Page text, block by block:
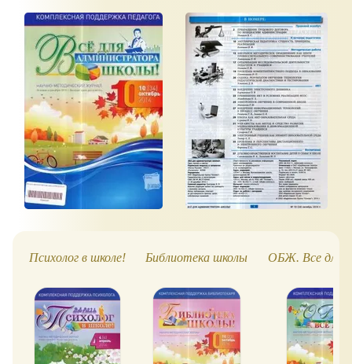
Психолог в школе! Библиотека школы ОБЖ. Все для